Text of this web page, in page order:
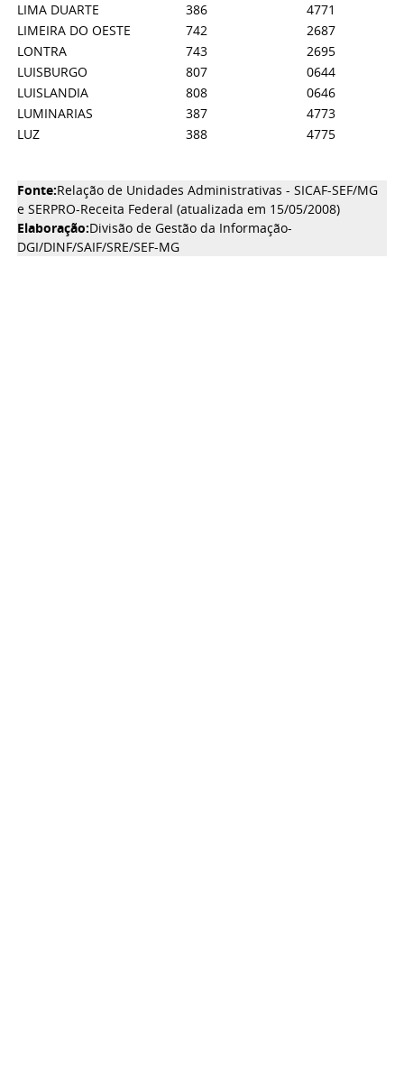
LIMA DUARTE
386
4771
LIMEIRA DO OESTE
742
2687
LONTRA
743
2695
LUISBURGO
807
0644
LUISLANDIA
808
0646
LUMINARIAS
387
4773
LUZ
388 4775
Fonte:Relação de Unidades Administrativas - SICAF-SEF/MG
e SERPRO-Receita Federal (atualizada em 15/05/2008)
Elaboração:Divisão de Gestão da Informação-
DGI/DINF/SAIF/SRE/SEF-MG